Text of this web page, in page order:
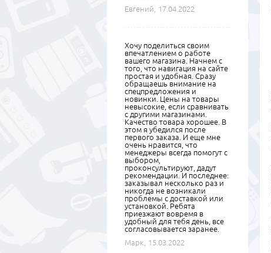
Евгений,
17.04.2022
Хочу поделиться своим
впечатлением о работе
вашего магазина. Начнем с
того, что навигация на сайте
простая и удобная. Сразу
обращаешь внимание на
спецпредложения и
новинки. Цены на товары
невысокие, если сравнивать
с другими магазинами.
Качество товара хорошее. В
этом я убедился после
первого заказа. И еще мне
очень нравится, что
менеджеры всегда помогут с
выбором,
проконсультируют, дадут
рекомендации. И последнее:
заказывал несколько раз и
никогда не возникали
проблемы с доставкой или
установкой. Ребята
приезжают вовремя в
удобный для тебя день, все
согласовывается заранее.
Марк,
15.03.2022